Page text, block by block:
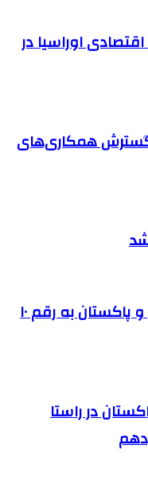
اقتصادی اوراسیا در
گسترش همکاری‌های
افزایش حجم تجارت بین ایران و پاکستان به رقم ۱۰
در راستا